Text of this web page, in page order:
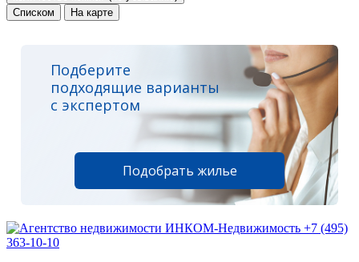
Списком
На карте
Подберите
подходящие варианты
с экспертом
Подобрать жилье
+7 (495)
363-10-10